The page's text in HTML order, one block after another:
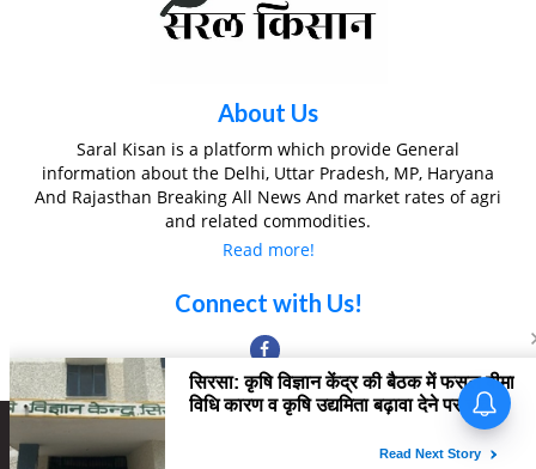
About Us
Saral Kisan is a platform which provide General
information about the Delhi, Uttar Pradesh, MP, Haryana
And Rajasthan Breaking All News And market rates of agri
and related commodities.
Read more!
Connect with Us!
Home About Us Editorial Team Disclaimer